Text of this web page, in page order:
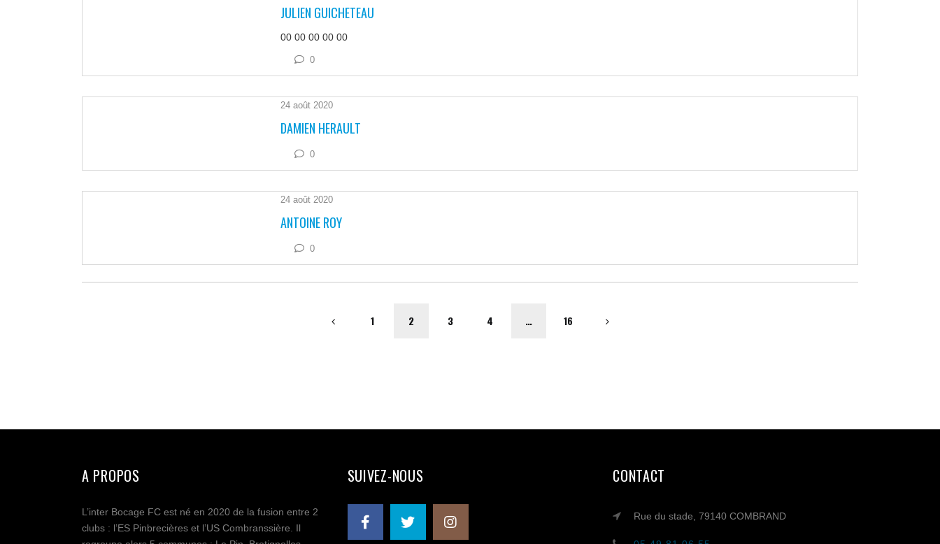
JULIEN GUICHETEAU
00 00 00 00 00
0
24 août 2020
DAMIEN HERAULT
0
24 août 2020
ANTOINE ROY
0
1 2 3 4 … 16
A PROPOS
L’inter Bocage FC est né en 2020 de la fusion entre 2
clubs : l’ES Pinbrecières et l’US Combranssière. Il
SUIVEZ-NOUS CONTACT
Rue du stade, 79140 COMBRAND